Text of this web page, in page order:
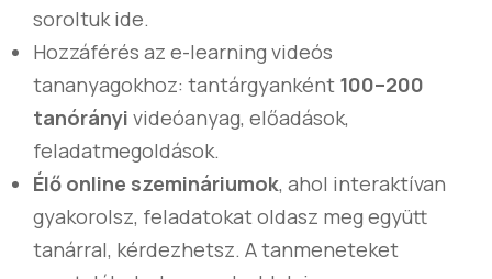
soroltuk ide.
Hozzáférés az e-learning videós
tananyagokhoz: tantárgyanként 100–200
tanórányi videóanyag, előadások,
feladatmegoldások.
Élő online szemináriumok, ahol interaktívan
gyakorolsz, feladatokat oldasz meg együtt
tanárral, kérdezhetsz. A tanmeneteket